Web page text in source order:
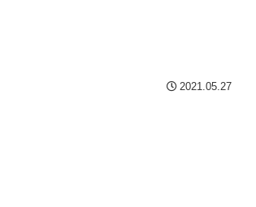
2021.05.27